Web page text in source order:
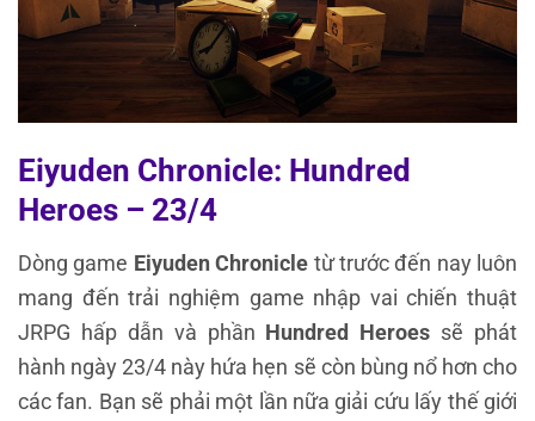
Eiyuden Chronicle: Hundred
Heroes – 23/4
Dòng game Eiyuden Chronicle từ trước đến nay luôn
mang đến trải nghiệm game nhập vai chiến thuật
JRPG hấp dẫn và phần Hundred Heroes sẽ phát
hành ngày 23/4 này hứa hẹn sẽ còn bùng nổ hơn cho
các fan. Bạn sẽ phải một lần nữa giải cứu lấy thế giới